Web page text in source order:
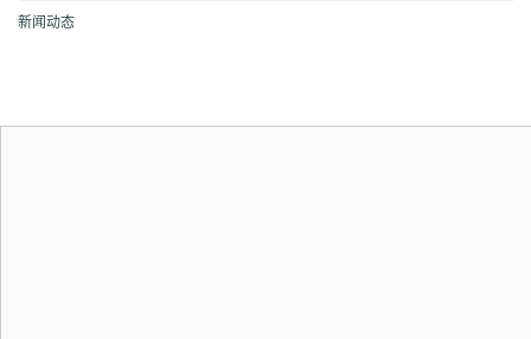
新闻动态